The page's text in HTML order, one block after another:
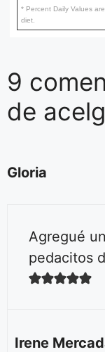
* Percent Daily Values
diet.
9
de
Gloria
Agregué
pedacitos
Irene